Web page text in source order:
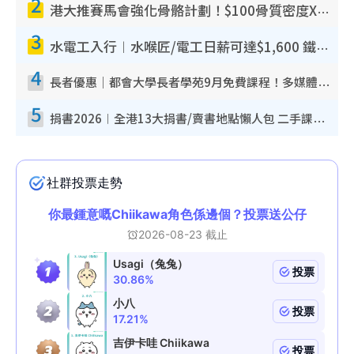
港大推賽馬會強化骨骼計劃！$100骨質密度X光檢查 完成免費運動訓練送超市禮券！附參加資格
3 水電工入行︱水喉匠/電工日薪可達$1,600 鐵飯碗職業難被AI取代！附薪酬參考＋入行考牌途徑
4 長者優惠｜都會大學長者學苑9月免費課程！多媒體/微電影創作/網絡安全 附報名方法教學
5 捐書2026︱全港13大捐書/賣書地點懶人包 二手課本最高$150＋舊書換免費咖啡/戲票